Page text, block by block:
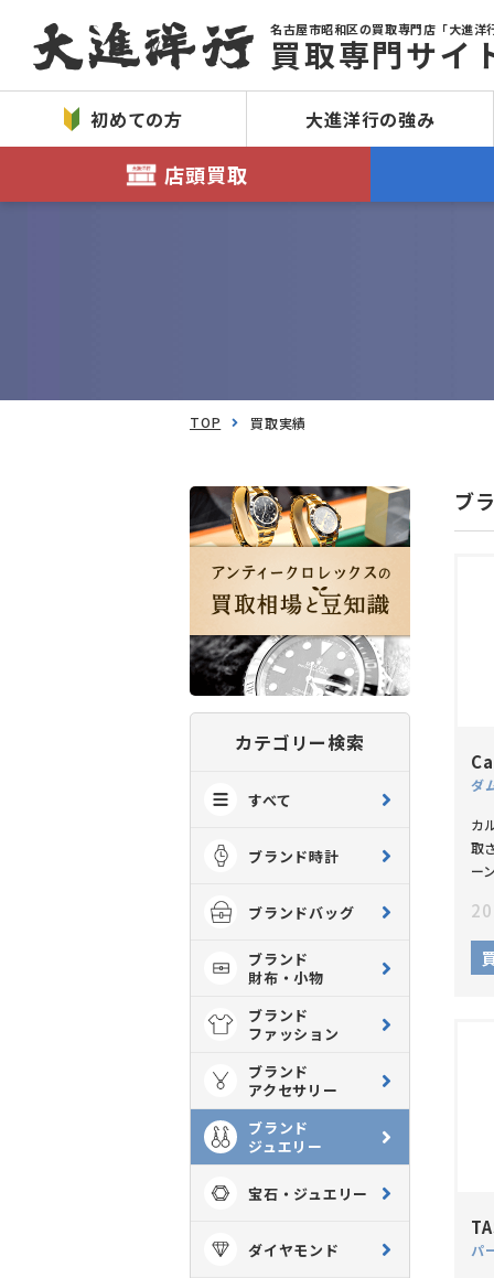
名古屋市昭和区の買取専門店「大進洋
買取専門サイ
初めての方 大進洋行の強み
店頭買取
TOP 買取実績
カテゴリー検索
すべて
ブランド時計
ブランドバッグ
ブランド
財布・小物
ブランド
ファッション
ブランド
アクセサリー
ブランド
ジュエリー
宝石・ジュエリー
ダイヤモンド
ブ
カ
取
ー